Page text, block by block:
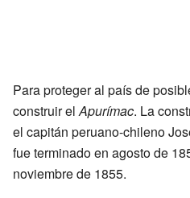
Para proteger al país de
construir elApurímac. La
el capitán peruano-chileno
fue terminado en agosto de
noviembre de 1855.